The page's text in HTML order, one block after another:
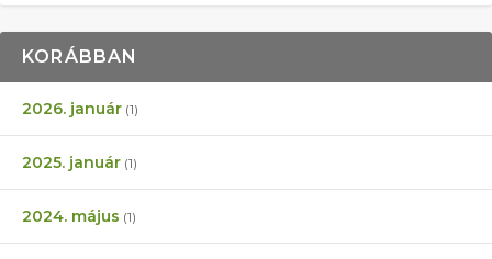
KORÁBBAN
2026. január (1)
2025. január (1)
2024. május (1)